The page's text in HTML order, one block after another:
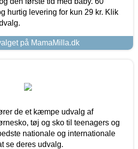
hurtig levering for kun 29 kr. Klik
på MamaMilla.dk
de et kæmpe udvalg af
tøj og sko til teenagers og
nationale og internationale
se deres udvalg.